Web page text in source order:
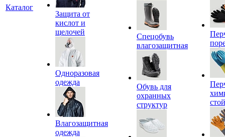
Каталог
Защита от
кислот и
щелочей
Одноразовая
одежда
Влагозащитная
одежда
Спецобувь
влагозащитная
Обувь для
охранных
структур